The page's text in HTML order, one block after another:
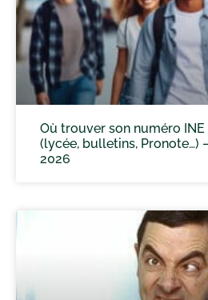
Où trouver son numéro
(lycée, bulletins,
2026